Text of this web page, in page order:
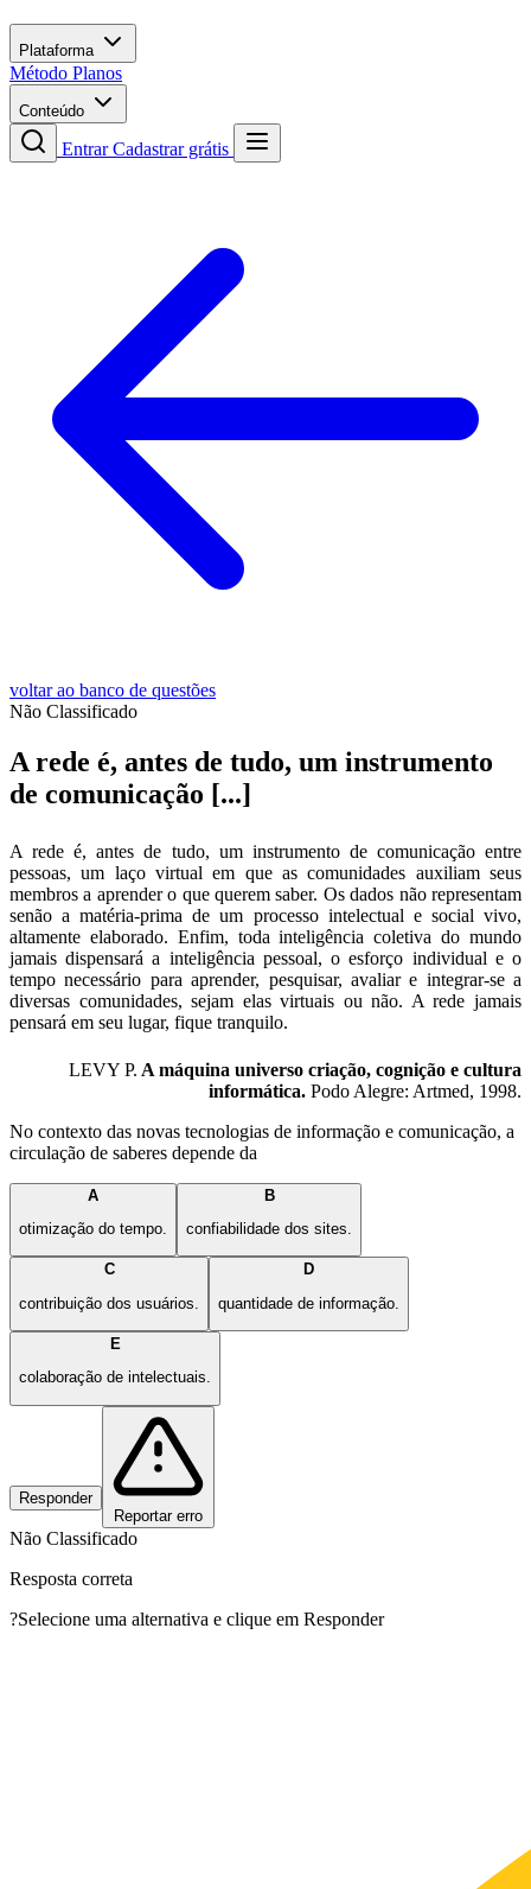
Plataforma
Método Planos
Conteúdo
EntrarCadastrar grátis
voltar ao banco de questões
Não Classificado
A rede é, antes de tudo, um instrumento
de comunicação [...]
A rede é, antes de tudo, um instrumento de comunicação entre
pessoas, um laço virtual em que as comunidades auxiliam seus
membros a aprender o que querem saber. Os dados não representam
senão a matéria-prima de um processo intelectual e social vivo,
altamente elaborado. Enfim, toda inteligência coletiva do mundo
jamais dispensará a inteligência pessoal, o esforço individual e o
tempo necessário para aprender, pesquisar, avaliar e integrar-se a
diversas comunidades, sejam elas virtuais ou não. A rede jamais
pensará em seu lugar, fique tranquilo.
LEVY P. A máquina universo criação, cognição e cultura
informática. Podo Alegre: Artmed, 1998.
No contexto das novas tecnologias de informação e comunicação, a
circulação de saberes depende da
A
otimização do tempo.
B
confiabilidade dos sites.
C
contribuição dos usuários.
D
quantidade de informação.
E
colaboração de intelectuais.
Responder
Reportar erro
Não Classificado
Resposta correta
?Selecione uma alternativa e clique em Responder